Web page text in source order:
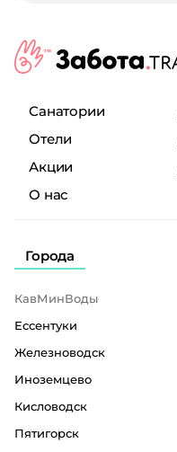
Санатории
Отели
Акции
О нас
Города
КавМинВоды
Ессентуки
Железноводск
Иноземцево
Кисловодск
Пятигорск